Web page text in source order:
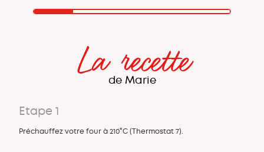
La recette
de Marie
Etape 1
Préchauffez votre four à 210°C (Thermostat 7).